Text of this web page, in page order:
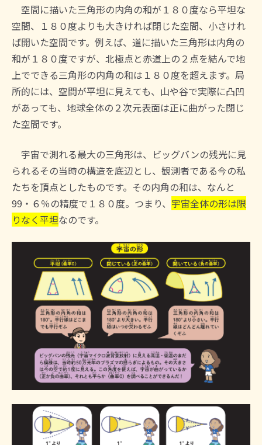
空間に描いた三角形の内角の和が１８０度なら平坦な
空間、１８０度よりも大きければ閉じた空間、小さけれ
ば開いた空間です。例えば、道に描いた三角形は内角の
和が１８０度ですが、北極点と赤道上の２点を結んで地
上でできる三角形の内角の和は１８０度を超えます。局
所的には、空間が平坦に見えても、山や谷で実際に凸凹
があっても、地球全体の２次元表面は正に曲がった閉じ
た空間です。
宇宙で測れる最大の三角形は、ビッグバンの残光に見
られるその当時の構造を底辺とし、観測者である今の私
たちを頂点としたものです。その内角の和は、なんと
99・６％の精度で１８０度。つまり、 宇宙全体の形は限
りなく平坦なのです。